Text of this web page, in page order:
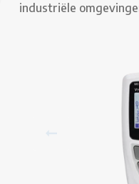
industriële